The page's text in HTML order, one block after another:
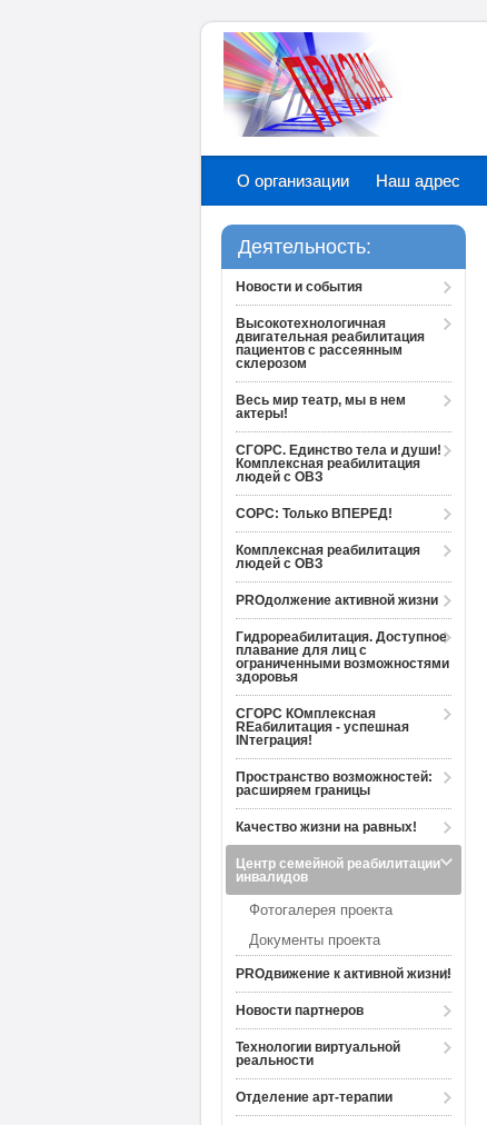
О организации Наш адрес
Деятельность:
Новости и события
Высокотехнологичная
двигательная реабилитация
пациентов с рассеянным
склерозом
Весь мир театр, мы в нем
актеры!
СГОРС. Единство тела и души!
Комплексная реабилитация
людей с ОВЗ
СОРС: Только ВПЕРЕД!
Комплексная реабилитация
людей с ОВЗ
PROдолжение активной жизни
Гидрореабилитация. Доступное
плавание для лиц с
ограниченными возможностями
здоровья
СГОРС КОмплексная
REабилитация - успешная
INтеграция!
Пространство возможностей:
расширяем границы
Качество жизни на равных!
Центр семейной реабилитации
инвалидов
Фотогалерея проекта
Документы проекта
PROдвижение к активной жизни!
Новости партнеров
Технологии виртуальной
реальности
Отделение арт-терапии